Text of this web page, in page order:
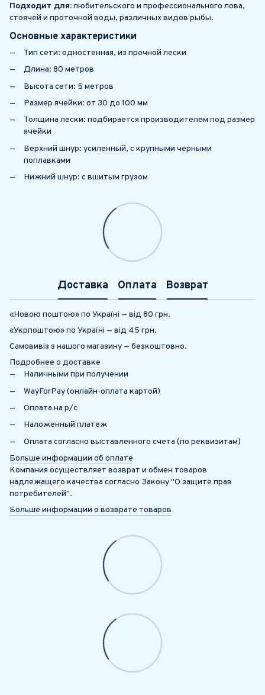
Подходит для:любительского и профессионального лова,
стоячей и проточной воды, различных видов рыбы.
Основные характеристики
Тип сети: одностенная, из прочной лески
Длина: 80 метров
Высота сети: 5 метров
Размер ячейки: от 30 до 100 мм
Толщина лески: подбирается производителем под размер
ячейки
Верхний шнур: усиленный, с крупными чёрными
поплавками
Нижний шнур: с вшитым грузом
Доставка Оплата Возврат
«Новою поштою» по Україні — від 80 грн.
«Укрпоштою» по Україні — від 45 грн.
Самовивіз з нашого магазину — безкоштовно.
Подробнее о доставке
Наличными при получении
WayForPay (онлайн-оплата картой)
Оплата на р/с
Наложенный платеж
Оплата согласно выставленного счета (по реквизитам)
Больше информации об оплате
Компания осуществляет возврат и обмен товаров
надлежащего качества согласно Закону "О защите прав
потребителей".
Больше информации о возврате товаров